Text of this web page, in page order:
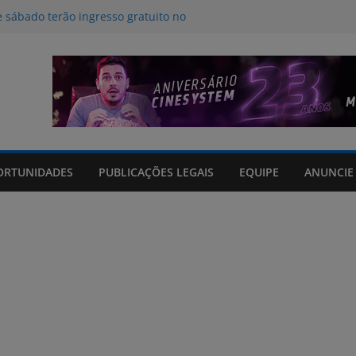
sábado terão ingresso gratuito no
feridos no Rio Grande do Sul
para a influência da inteligência
no desestímulo ao aleitamento
em tempo real sobre o clima e
PUBLICAÇÕES LEGAIS EQUIPE ANUNCIE